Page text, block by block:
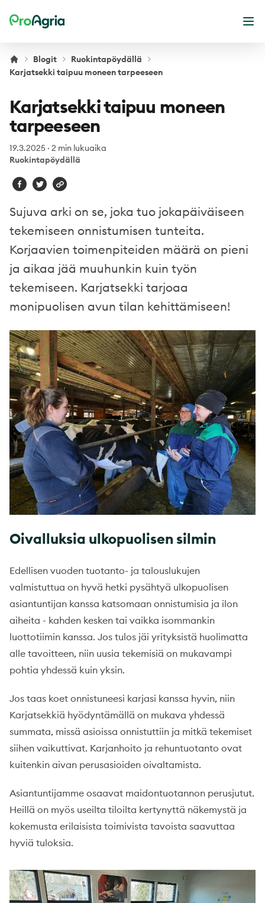
ProAgria
Blogit
Ruokintapöydällä
Karjatsekki taipuu moneen tarpeeseen
Karjatsekki taipuu moneen
tarpeeseen
19.3.2025 · 2 min lukuaika
Ruokintapöydällä
Sujuva arki on se, joka tuo jokapäiväiseen
tekemiseen onnistumisen tunteita.
Korjaavien toimenpiteiden määrä on pieni
ja aikaa jää muuhunkin kuin työn
tekemiseen. Karjatsekki tarjoaa
monipuolisen avun tilan kehittämiseen!
Oivalluksia ulkopuolisen silmin
Edellisen vuoden tuotanto- ja talouslukujen
valmistuttua on hyvä hetki pysähtyä ulkopuolisen
asiantuntijan kanssa katsomaan onnistumisia ja ilon
aiheita - kahden kesken tai vaikka isommankin
luottotiimin kanssa. Jos tulos jäi yrityksistä huolimatta
alle tavoitteen, niin uusia tekemisiä on mukavampi
pohtia yhdessä kuin yksin.
Jos taas koet onnistuneesi karjasi kanssa hyvin, niin
Karjatsekkiä hyödyntämällä on mukava yhdessä
summata, missä asioissa onnistuttiin ja mitkä tekemiset
siihen vaikuttivat. Karjanhoito ja rehuntuotanto ovat
kuitenkin aivan perusasioiden oivaltamista.
Asiantuntijamme osaavat maidontuotannon perusjutut.
Heillä on myös useilta tiloilta kertynyttä näkemystä ja
kokemusta erilaisista toimivista tavoista saavuttaa
hyviä tuloksia.